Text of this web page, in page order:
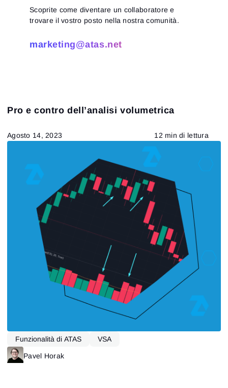
Scoprite come diventare un collaboratore e
trovare il vostro posto nella nostra comunità.
marketing@atas.net
Pro e contro dell’analisi volumetrica
Agosto 14, 2023 12 min di lettura
Funzionalità di ATAS VSA
Pavel Horak